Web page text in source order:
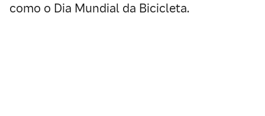
como o Dia Mundial da Bicicleta.